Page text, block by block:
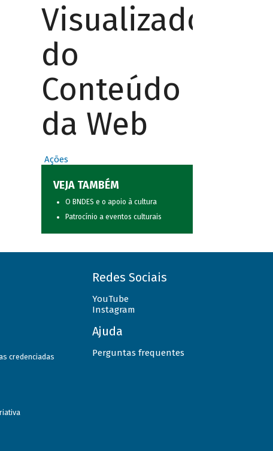
Visualizador
do
Conteúdo
da Web
Ações
VEJA TAMBÉM
O BNDES e o apoio à cultura
Patrocínio a eventos culturais
credenciadas
Redes Sociais
YouTube
Instagram
Ajuda
Perguntas frequentes